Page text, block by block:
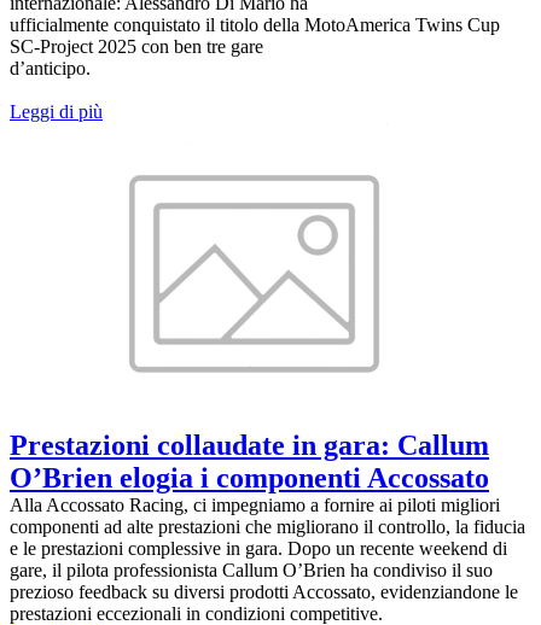
ufficialmente conquistato il titolo della MotoAmerica Twins Cup
SC-Project 2025 con ben tre gare
d’anticipo.
Leggi di più
Prestazioni collaudate in gara: Callum
O’Brien elogia i componenti Accossato
Alla Accossato Racing, ci impegniamo a fornire ai piloti migliori
componenti ad alte prestazioni che migliorano il controllo, la fiducia
e le prestazioni complessive in gara. Dopo un recente weekend di
gare, il pilota professionista Callum O’Brien ha condiviso il suo
prezioso feedback su diversi prodotti Accossato, evidenziandone le
prestazioni eccezionali in condizioni competitive.